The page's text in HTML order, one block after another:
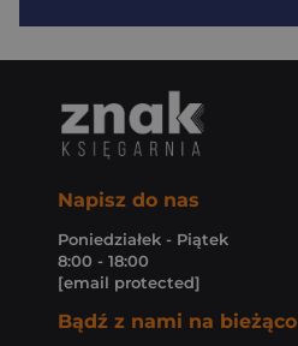
Napisz do nas
Poniedziałek - Piątek
8:00 - 18:00
[email protected]
Bądź z nami na bieżąco